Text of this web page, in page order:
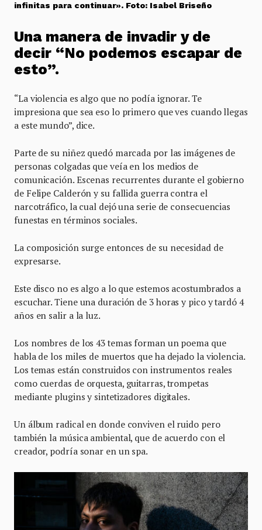
infinitas para continuar». Foto: Isabel Briseño
Una manera de invadir y de
decir “No podemos escapar de
esto”.
“La violencia es algo que no podía ignorar. Te
impresiona que sea eso lo primero que ves cuando llegas
a este mundo”, dice.
Parte de su niñez quedó marcada por las imágenes de
personas colgadas que veía en los medios de
comunicación. Escenas recurrentes durante el gobierno
de Felipe Calderón y su fallida guerra contra el
narcotráfico, la cual dejó una serie de consecuencias
funestas en términos sociales.
La composición surge entonces de su necesidad de
expresarse.
Este disco no es algo a lo que estemos acostumbrados a
escuchar. Tiene una duración de 3 horas y pico y tardó 4
años en salir a la luz.
Los nombres de los 43 temas forman un poema que
habla de los miles de muertos que ha dejado la violencia.
Los temas están construidos con instrumentos reales
como cuerdas de orquesta, guitarras, trompetas
mediante plugins y sintetizadores digitales.
Un álbum radical en donde conviven el ruido pero
también la música ambiental, que de acuerdo con el
creador, podría sonar en un spa.